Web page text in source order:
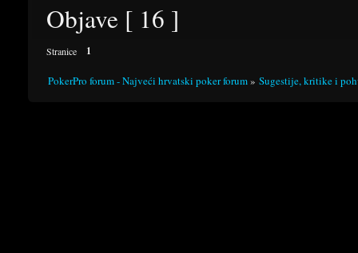
Objave [ 16 ]
Stranice 1
PokerPro forum - Najveći hrvatski poker forum» Sugestije, kritike i